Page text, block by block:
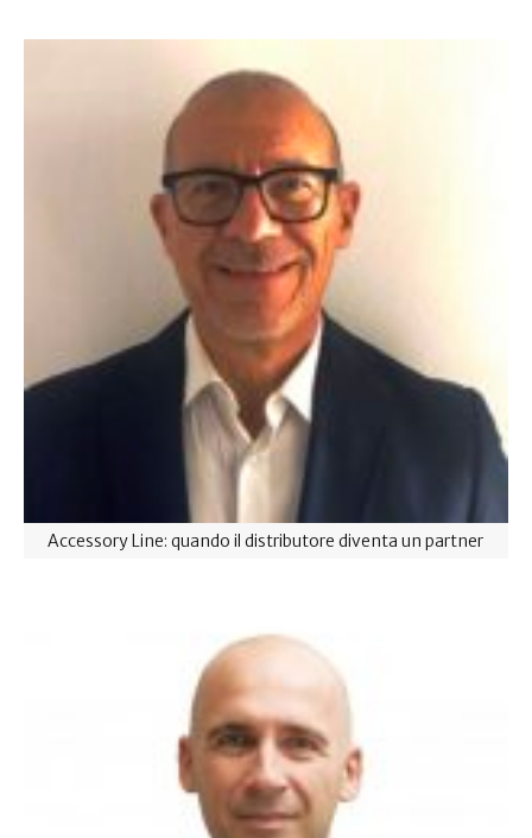
Accessory Line: quando il distributore diventa un partner